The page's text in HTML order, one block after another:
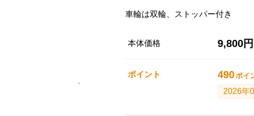
車輪は双輪、ストッパー付き
本体価格 9,800円
ポイント 490ポイ
2026年